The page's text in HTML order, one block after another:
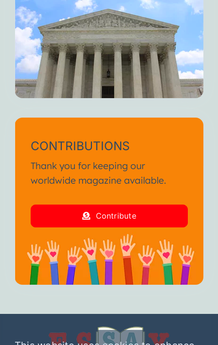
CONTRIBUTIONS
Thank you for keeping our
worldwide magazine available.
Contribute